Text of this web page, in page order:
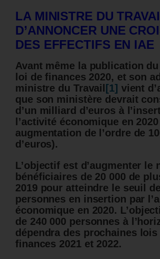
LA MINISTRE DU
D’ANNONCER UNE
DES EFFECTIFS EN IAE
Avant même la publication
loi de finances 2020, et son
ministre du Travail [1] vient
que son ministère devrait
d’un milliard d’euros à
l’activité économique en
augmentation de l’ordre de
d’euros).
L’objectif est d’augmenter le
bénéficiaires de 20 000 de
2019 pour atteindre le seuil
personnes en insertion par
économique en 2020.
de 240 000 personnes à
dépendra des prochaines lois
finances 2021 et 2022.